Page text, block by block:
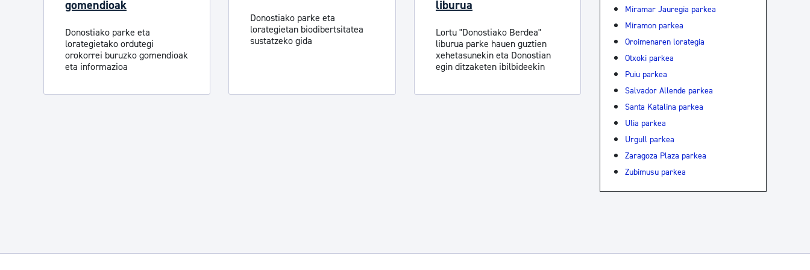
gomendioak
Donostiako parke eta
lorategietako ordutegi
orokorrei buruzko gomendioak
eta informazioa
Donostiako parke eta
lorategietan biodibertsitatea
sustatzeko gida
liburua
Lortu "Donostiako Berdea"
liburua parke hauen guztien
xehetasunekin eta Donostian
egin ditzaketen ibilbideekin
Miramar Jauregia parkea
Miramon parkea
Oroimenaren lorategia
Otxoki parkea
Puiu parkea
Salvador Allende parkea
Santa Katalina parkea
Ulia parkea
Urgull parkea
Zaragoza Plaza parkea
Zubimusu parkea